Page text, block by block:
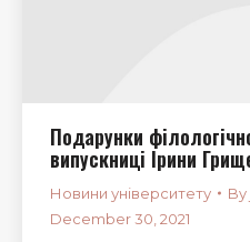
Подарунки
випускниці Ірини
Новини університету By
December 30, 2021